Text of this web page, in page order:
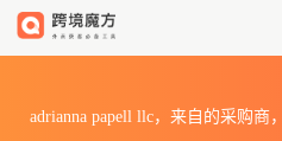
adrianna papell llc，来自的采购商